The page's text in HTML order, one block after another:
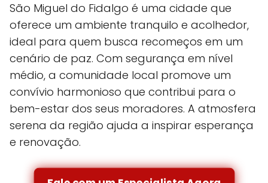
São Miguel do Fidalgo é uma cidade que
oferece um ambiente tranquilo e acolhedor,
ideal para quem busca recomeços em um
cenário de paz. Com segurança em nível
médio, a comunidade local promove um
convívio harmonioso que contribui para o
bem-estar dos seus moradores. A atmosfera
serena da região ajuda a inspirar esperança
e renovação.